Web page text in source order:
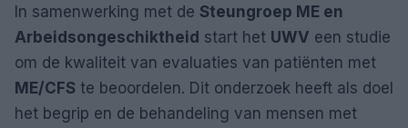
In samenwerking met de Steungroep ME en
Arbeidsongeschiktheid start het UWV een studie
om de kwaliteit van evaluaties van patiënten met
ME/CFS te beoordelen. Dit onderzoek heeft als doel
het begrip en de behandeling van mensen met